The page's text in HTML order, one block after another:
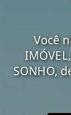
Você
SONHO,